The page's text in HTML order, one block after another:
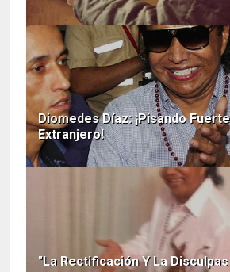
Diomedes Díaz: ¡Pisando
Extranjero!
"La Rectificación Y La